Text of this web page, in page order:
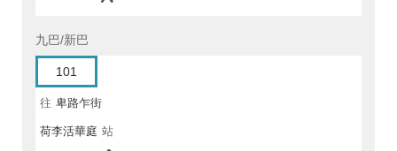
九巴/新巴
101
往 卑路乍街
荷李活華庭 站